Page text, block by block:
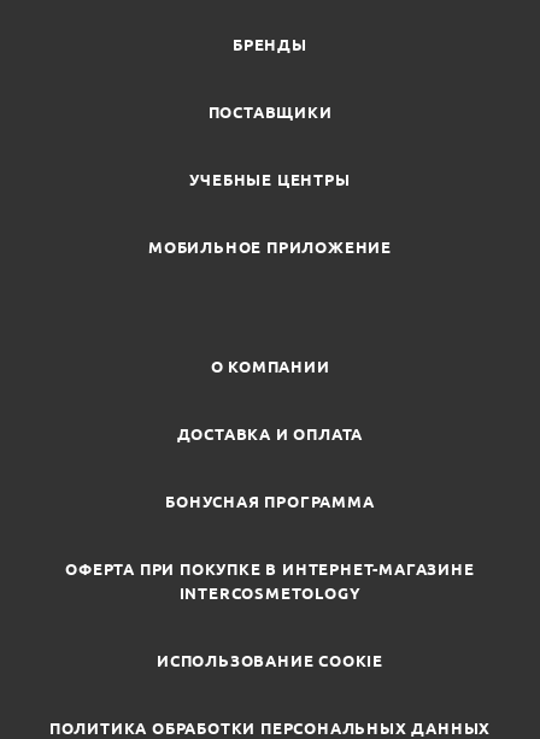
БРЕНДЫ
ПОСТАВЩИКИ
УЧЕБНЫЕ ЦЕНТРЫ
МОБИЛЬНОЕ ПРИЛОЖЕНИЕ
О КОМПАНИИ
ДОСТАВКА И ОПЛАТА
БОНУСНАЯ ПРОГРАММА
ОФЕРТА ПРИ ПОКУПКЕ В ИНТЕРНЕТ-МАГАЗИНЕ
INTERCOSMETOLOGY
ИСПОЛЬЗОВАНИЕ COOKIE
ПОЛИТИКА ОБРАБОТКИ ПЕРСОНАЛЬНЫХ ДАННЫХ